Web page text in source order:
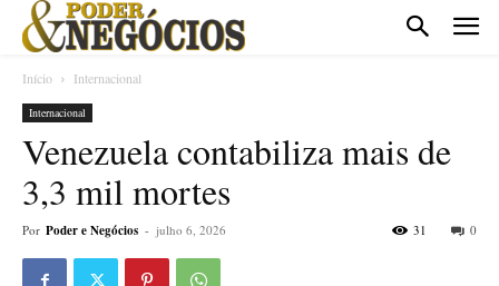
Início Internacional
Internacional
Venezuela contabiliza mais de
3,3 mil mortes
Por Poder e Negócios - julho 6, 2026 0
31